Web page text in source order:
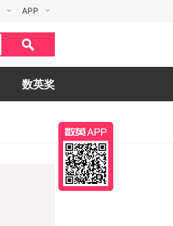
APP
数英奖